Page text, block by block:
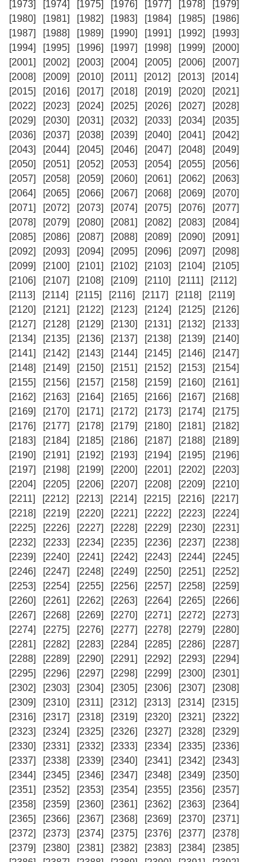
[1973] [1974] [1975] [1976] [1977] [1978]
[1979]
[1980]
[1981] [1982] [1983] [1984] [1985]
[1986]
[1987]
[1988] [1989] [1990] [1991] [1992]
[1993]
[1994]
[1995] [1996] [1997] [1998] [1999]
[2000]
[2001]
[2002] [2003] [2004] [2005] [2006]
[2007]
[2008]
[2009] [2010] [2011] [2012] [2013]
[2014]
[2015]
[2016] [2017] [2018] [2019] [2020]
[2021]
[2022]
[2023] [2024] [2025] [2026] [2027]
[2028]
[2029]
[2030] [2031] [2032] [2033] [2034]
[2035]
[2036]
[2037] [2038] [2039] [2040] [2041]
[2042]
[2043]
[2044] [2045] [2046] [2047] [2048]
[2049]
[2050]
[2051] [2052] [2053] [2054] [2055]
[2056]
[2057]
[2058] [2059] [2060] [2061] [2062]
[2063]
[2064]
[2065] [2066] [2067] [2068] [2069]
[2070]
[2071]
[2072] [2073] [2074] [2075] [2076]
[2077]
[2078]
[2079] [2080] [2081] [2082] [2083]
[2084]
[2085]
[2086] [2087] [2088] [2089] [2090]
[2091]
[2092]
[2093] [2094] [2095] [2096] [2097]
[2098]
[2099]
[2100] [2101] [2102] [2103] [2104]
[2105]
[2106]
[2107] [2108] [2109] [2110] [2111]
[2112]
[2113]
[2114] [2115] [2116] [2117] [2118]
[2119]
[2120]
[2121] [2122] [2123] [2124] [2125]
[2126]
[2127]
[2128] [2129] [2130] [2131] [2132]
[2133]
[2134]
[2135] [2136] [2137] [2138] [2139]
[2140]
[2141]
[2142] [2143] [2144] [2145] [2146]
[2147]
[2148]
[2149] [2150] [2151] [2152] [2153]
[2154]
[2155]
[2156] [2157] [2158] [2159] [2160]
[2161]
[2162]
[2163] [2164] [2165] [2166] [2167]
[2168]
[2169]
[2170] [2171] [2172] [2173] [2174]
[2175]
[2176]
[2177] [2178] [2179] [2180] [2181]
[2182]
[2183]
[2184] [2185] [2186] [2187] [2188]
[2189]
[2190]
[2191] [2192] [2193] [2194] [2195]
[2196]
[2197]
[2198] [2199] [2200] [2201] [2202]
[2203]
[2204]
[2205] [2206] [2207] [2208] [2209]
[2210]
[2211]
[2212] [2213] [2214] [2215] [2216]
[2217]
[2218]
[2219] [2220] [2221] [2222] [2223]
[2224]
[2225]
[2226] [2227] [2228] [2229] [2230]
[2231]
[2232]
[2233] [2234] [2235] [2236] [2237]
[2238]
[2239]
[2240] [2241] [2242] [2243] [2244]
[2245]
[2246]
[2247] [2248] [2249] [2250] [2251]
[2252]
[2253]
[2254] [2255] [2256] [2257] [2258]
[2259]
[2260]
[2261] [2262] [2263] [2264] [2265]
[2266]
[2267]
[2268] [2269] [2270] [2271] [2272]
[2273]
[2274]
[2275] [2276] [2277] [2278] [2279]
[2280]
[2281]
[2282] [2283] [2284] [2285] [2286]
[2287]
[2288]
[2289] [2290] [2291] [2292] [2293]
[2294]
[2295]
[2296] [2297] [2298] [2299] [2300]
[2301]
[2302]
[2303] [2304] [2305] [2306] [2307]
[2308]
[2309]
[2310] [2311] [2312] [2313] [2314]
[2315]
[2316]
[2317] [2318] [2319] [2320] [2321]
[2322]
[2323]
[2324] [2325] [2326] [2327] [2328]
[2329]
[2330]
[2331] [2332] [2333] [2334] [2335]
[2336]
[2337]
[2338] [2339] [2340] [2341] [2342]
[2343]
[2344]
[2345] [2346] [2347] [2348] [2349]
[2350]
[2351]
[2352] [2353] [2354] [2355] [2356]
[2357]
[2358]
[2359] [2360] [2361] [2362] [2363]
[2364]
[2365]
[2366] [2367] [2368] [2369] [2370]
[2371]
[2372]
[2373] [2374] [2375] [2376] [2377]
[2378]
[2379]
[2380] [2381] [2382] [2383] [2384]
[2385]